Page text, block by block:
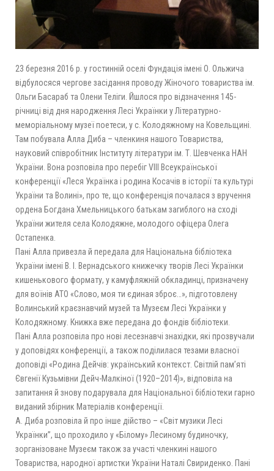
23 березня 2016 р. у гостинній оселі Фундація імені О. Ольжича
відбулосяся чергове засідання проводу Жіночого товариства ім.
Ольги Басараб та Олени Теліги. Йшлося про відзначення 145-
річниці від дня народження Лесі Українки у Літературно-
меморіальному музеї поетеси, у с. Колодяжному на Ковельщині.
Там побувала Алла Диба – членкиня нашого Товариства,
науковий співробітник Інституту літератури ім. Т. Шевченка НАН
України. Вона розповіла про перебіг VIII Всеукраїнської
конференції «Леся Українка і родина Косачів в історії та культурі
України та Волині», про те, що конференція почалася з вручення
ордена Богдана Хмельницького батькам загиблого на сході
України жителя села Колодяжне, молодого офіцера Олега
Остапенка.
Пані Алла привезла й передала для Національна бібліотека
України імені В. І. Вернадського книжечку творів Лесі Українки
кишенькового формату, у камуфляжній обкладинці, призначену
для воїнів АТО «Слово, моя ти єдиная зброє…», підготовлену
Волинський краєзнавчий музей та Музеєм Лесі Українки у
Колодяжному. Книжка вже передана до фондів бібліотеки.
Пані Алла розповіла про нові лесезнавчі знахідки, які прозвучали
у доповідях конференції, а також поділилася тезами власної
доповіді «Родина Дейчів: український контекст. Світлій пам’яті
Євгенії Кузьмівни Дейч-Малкіної (1920–2014)», відповіла на
запитання й знову подарувала для Національної бібліотеки гарно
виданий збірник Матеріалів конференції.
А. Диба розповіла й про інше дійство – «Світ музики Лесі
Українки”, що проходило у «Білому» Лесиному будиночку,
зорганізоване Музеєм також за участі членкині нашого
Товариства, народної артистки України Наталі Свириденко. Пані